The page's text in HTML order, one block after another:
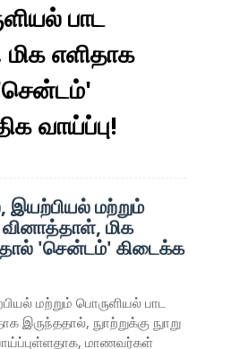
பாட
எளிதாக
வாய்ப்பு!
இயற்பியல் மற்றும்
மிக
'சென்டம்' கிடைக்க
மற்றும் பொருளியல் பாட
இருந்ததால், நுாற்றுக்கு நுாறு
மாணவர்கள்